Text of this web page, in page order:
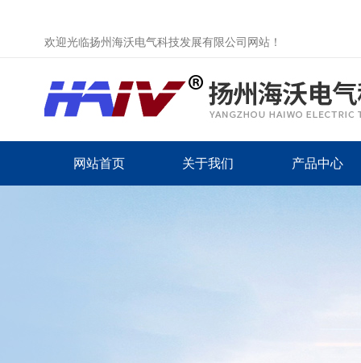
欢迎光临扬州海沃电气科技发展有限公司网站！
网站首页 关于我们 产品中心